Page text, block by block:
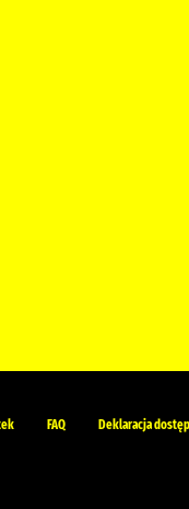
FAQ Deklaracja